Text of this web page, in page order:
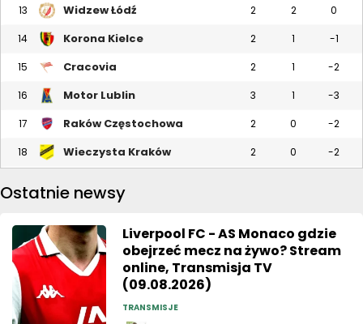
13 Widzew Łódź 2 2 0
14 Korona Kielce 2 1 -1
15 Cracovia 2 1 -2
16 Motor Lublin 3 1 -3
17 Raków Częstochowa 2 0 -2
18 Wieczysta Kraków 2 0 -2
Ostatnie newsy
Liverpool FC - AS Monaco gdzie
obejrzeć mecz na żywo? Stream
online, Transmisja TV
(09.08.2026)
TRANSMISJE